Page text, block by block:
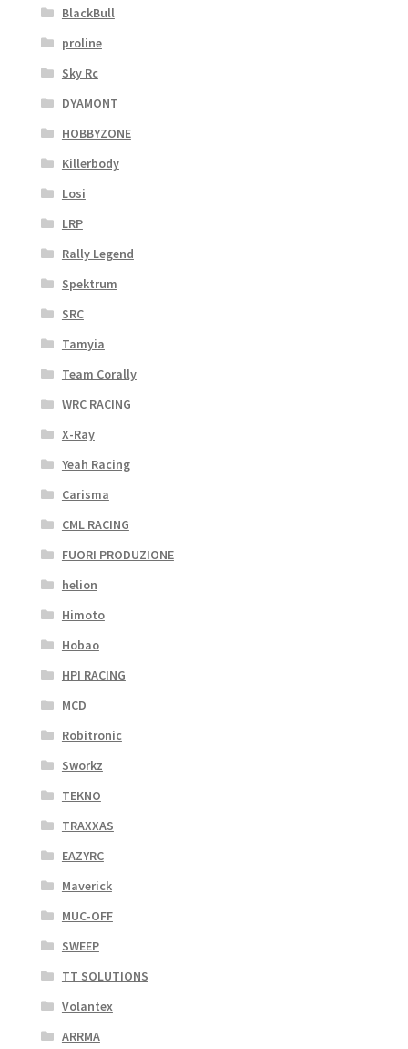
BlackBull
proline
Sky Rc
DYAMONT
HOBBYZONE
Killerbody
Losi
LRP
Rally Legend
Spektrum
SRC
Tamyia
Team Corally
WRC RACING
X-Ray
Yeah Racing
Carisma
CML RACING
FUORI PRODUZIONE
helion
Himoto
Hobao
HPI RACING
MCD
Robitronic
Sworkz
TEKNO
TRAXXAS
EAZYRC
Maverick
MUC-OFF
SWEEP
TT SOLUTIONS
Volantex
ARRMA